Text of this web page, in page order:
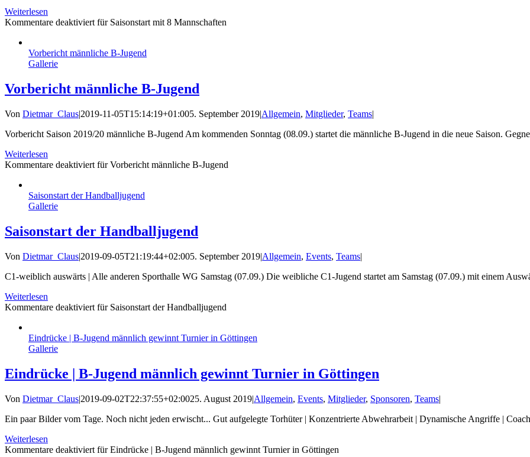
Weiterlesen
Kommentare deaktiviert für Saisonstart mit 8 Mannschaften
Vorbericht männliche B-Jugend
Gallerie
Vorbericht männliche B-Jugend
Von Dietmar_Claus|2019-11-05T15:14:19+01:005. September 2019|Allgemein, Mitglieder, Teams|
Vorbericht Saison 2019/20 männliche B-Jugend Am kommenden Sonntag (08.09.) startet die männliche B-Jugend in die neue Saison.
Weiterlesen
Kommentare deaktiviert für Vorbericht männliche B-Jugend
Saisonstart der Handballjugend
Gallerie
Saisonstart der Handballjugend
Von Dietmar_Claus|2019-09-05T21:19:44+02:005. September 2019|Allgemein, Events, Teams|
C1-weiblich auswärts | Alle anderen Sporthalle WG Samstag (07.09.) Die weibliche C1-Jugend startet am Samstag (07.09.) mit einem
Weiterlesen
Kommentare deaktiviert für Saisonstart der Handballjugend
Eindrücke | B-Jugend männlich gewinnt Turnier in Göttingen
Gallerie
Eindrücke | B-Jugend männlich gewinnt Turnier in Göttingen
Von Dietmar_Claus|2019-09-02T22:37:55+02:0025. August 2019|Allgemein, Events, Mitglieder, Sponsoren, Teams|
Ein paar Bilder vom Tage. Noch nicht jeden erwischt... Gut aufgelegte Torhüter | Konzentrierte Abwehrarbeit | Dynamische Angriffe |
Weiterlesen
Kommentare deaktiviert für Eindrücke | B-Jugend männlich gewinnt Turnier in Göttingen